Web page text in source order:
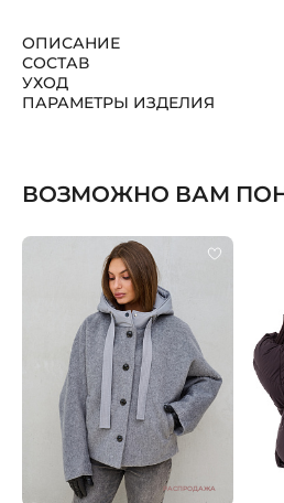
ОПИСАНИЕ
СОСТАВ
УХОД
ПАРАМЕТРЫ ИЗДЕЛИЯ
ВОЗМОЖНО ВАМ
РАСПРОДАЖА